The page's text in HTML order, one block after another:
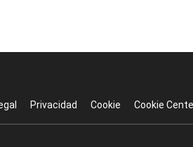
Privacidad Cookie Cookie